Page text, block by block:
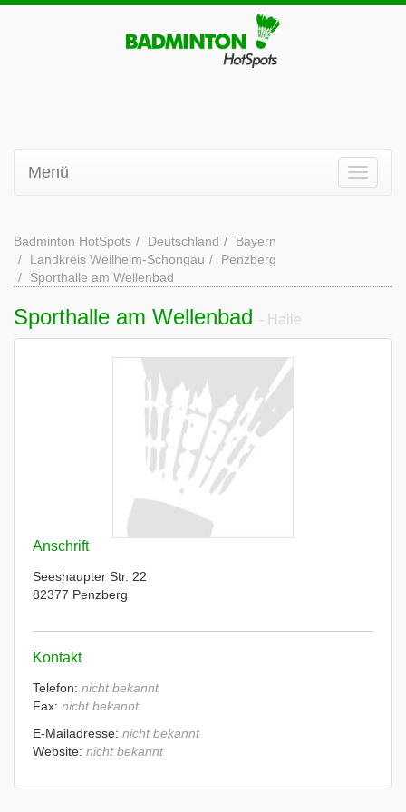
Menü
Badminton HotSpots Deutschland
Bayern
Landkreis Weilheim-Schongau
Penzberg
Sporthalle am Wellenbad
Sporthalle am Wellenbad - Halle
Anschrift
Seeshaupter Str. 22
82377 Penzberg
Kontakt
Telefon: nicht bekannt
Fax: nicht bekannt
E-Mailadresse: nicht bekannt
Website: nicht bekannt